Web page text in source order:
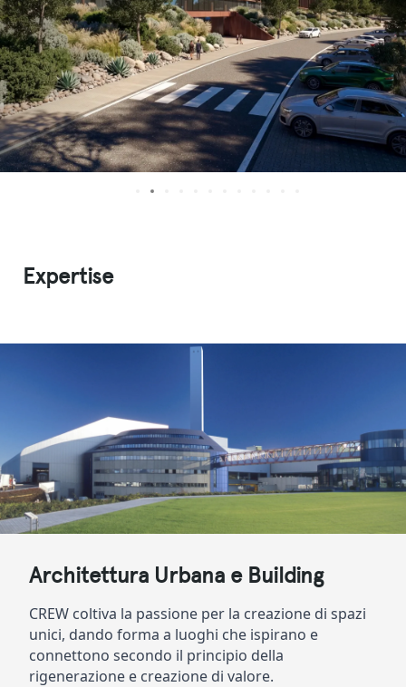
Expertise
Architettura Urbana e Building
CREW coltiva la passione per la creazione di spazi
unici, dando forma a luoghi che ispirano e
connettono secondo il principio della
rigenerazione e creazione di valore.